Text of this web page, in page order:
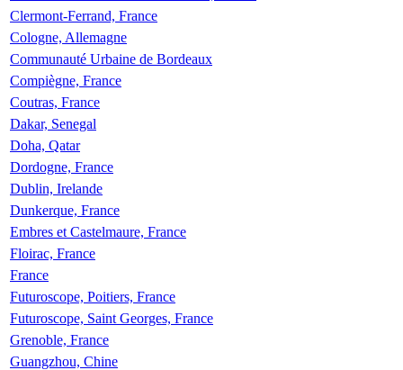
Clermont-Ferrand, France
Cologne, Allemagne
Communauté Urbaine de Bordeaux
Compiègne, France
Coutras, France
Dakar, Senegal
Doha, Qatar
Dordogne, France
Dublin, Irelande
Dunkerque, France
Embres et Castelmaure, France
Floirac, France
France
Futuroscope, Poitiers, France
Futuroscope, Saint Georges, France
Grenoble, France
Guangzhou, Chine